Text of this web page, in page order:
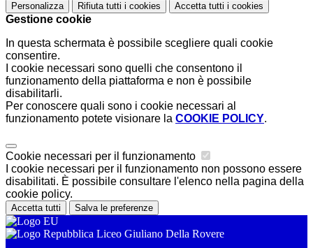
Personalizza Rifiuta tutti i cookies Accetta tutti i cookies
Gestione cookie
In questa schermata è possibile scegliere quali cookie
consentire.
I cookie necessari sono quelli che consentono il
funzionamento della piattaforma e non è possibile
disabilitarli.
Per conoscere quali sono i cookie necessari al
funzionamento potete visionare la COOKIE POLICY.
Cookie necessari per il funzionamento
I cookie necessari per il funzionamento non possono essere
disabilitati. È possibile consultare l'elenco nella pagina della
cookie policy.
Accetta tutti Salva le preferenze
Liceo Giuliano Della Rovere